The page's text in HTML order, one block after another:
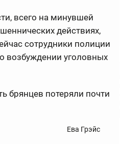
всего на минувшей
действиях,
сотрудники полиции
возбуждении уголовных
брянцев потеряли почти
Ева Грэйс